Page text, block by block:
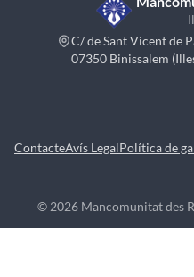
C/ de Sant Vicent de
07350 Binissalem
ContacteAvís LegalPolítica de
© 2026 Mancomunitat des